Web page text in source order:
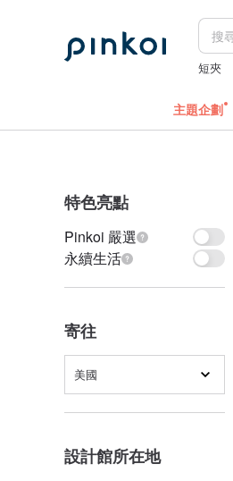
短夾
主題企劃
特色亮點
Pinkoi 嚴選
永續生活
寄往
美國
設計館所在地